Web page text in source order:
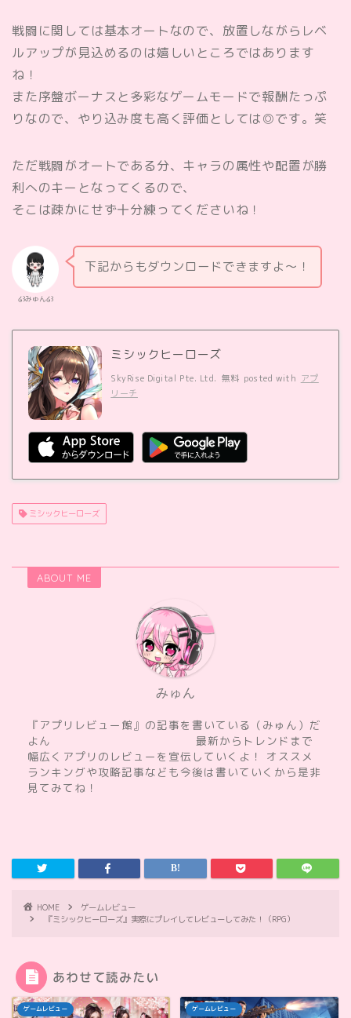
戦闘に関しては基本オートなので、放置しながらレベ
ルアップが見込めるのは嬉しいところではあります
ね！
また序盤ボーナスと多彩なゲームモードで報酬たっぷ
りなので、やり込み度も高く評価としては◎です。笑
ただ戦闘がオートである分、キャラの属性や配置が勝
利へのキーとなってくるので、
そこは疎かにせず十分練ってくださいね！
໒꒱みゅん໒꒱
下記からもダウンロードできますよ〜！
ミシックヒーローズ
SkyRise Digital Pte. Ltd. 無料 posted with アプ
リーチ
ミシックヒーローズ
ABOUT ME
みゅん
『アプリレビュー館』の記事を書いている（みゅん）だ
よん 最新からトレンドまで
幅広くアプリのレビューを宣伝していくよ！ オススメ
ランキングや攻略記事なども今後は書いていくから是非
見てみてね！
HOME
ゲームレビュー
『ミシックヒーローズ』実際にプレイしてレビューしてみた！（RPG）
あわせて読みたい
ゲームレビュー ゲームレビュー